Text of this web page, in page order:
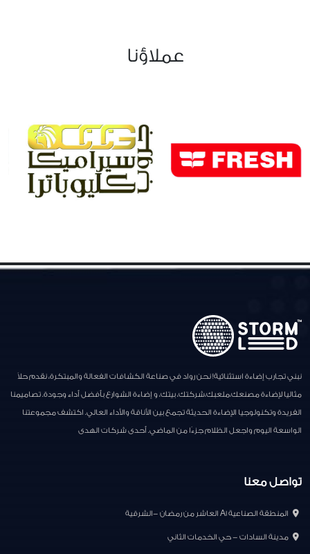
عملاؤنا
نبني تجارب إضاءة استثنائية! نحن رواد في صناعة الكشافات الفعالة والمبتكرة، نقدم حلاً
مثاليا لإضاءة مصنعك،ملعبك،شركتك، بيتك، و إضاءة الشوارع بأفضل أداء وجودة. تصاميمنا
الفريدة وتكنولوجيا الإضاءة الحديثة تجمع بين الأناقة والأداء العالي. اكتشف مجموعتنا
الواسعة اليوم واجعل الظلام جزءًا من الماضي. أحدى شركات الهدى
تواصل معنا
المنطقة الصناعية A1 العاشر من رمضان -الشرقية
مدينة السادات - حي الخدمات الثاني